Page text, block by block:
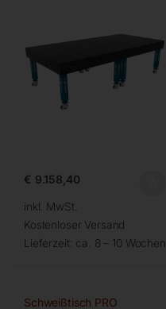
€ 9.158,40
inkl. MwSt.
Kostenloser Versand
Lieferzeit: ca. 8 – 10 Wochen
Schweißtisch PRO